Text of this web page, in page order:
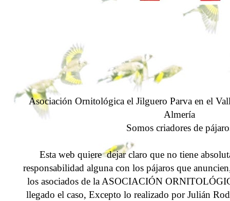
Asociación Ornitológica el Jilguero Parva en el
Almería
Somos criadores de
Esta web quiere dejar claro que no tiene
responsabilidad alguna con los pájaros que
los asociados de la ASOCIACIÓN
llegado el caso, Excepto lo realizado por Julián